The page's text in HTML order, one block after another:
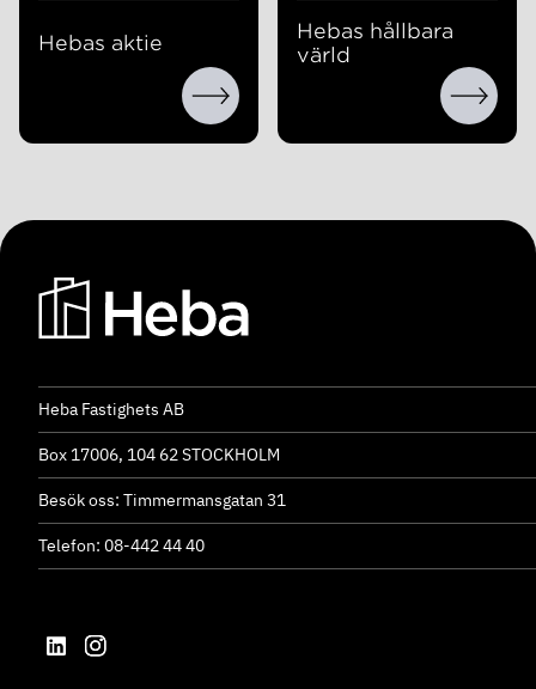
Hebas aktie
Hebas hållbara
värld
Heba Fastighets AB
Box 17006, 104 62 STOCKHOLM
Besök oss: Timmermansgatan 31
Telefon: 08-442 44 40